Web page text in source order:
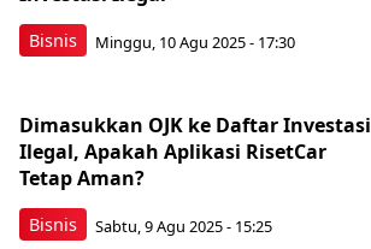
Bisnis Minggu, 10 Agu 2025 - 17:30
Bisnis
Dimasukkan OJK ke Daftar Investasi
Ilegal, Apakah Aplikasi RisetCar
Tetap Aman?
Sabtu, 9 Agu 2025 - 15:25